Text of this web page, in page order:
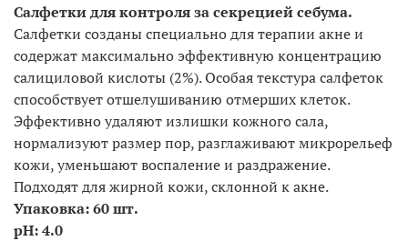
Салфетки для контроля за секрецией себума.
Салфетки созданы специально для терапии акне и
содержат максимально эффективную концентрацию
салициловой кислоты (2%). Особая текстура салфеток
способствует отшелушиванию отмерших клеток.
Эффективно удаляют излишки кожного сала,
нормализуют размер пор, разглаживают микрорельеф
кожи, уменьшают воспаление и раздражение.
Подходят для жирной кожи, склонной к акне.
Упаковка: 60 шт.
pH: 4.0